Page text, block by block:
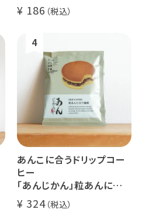
186
あんこに合うドリップコー
ヒー
「あんじかん」粒あんに合う
珈琲 1杯分
324